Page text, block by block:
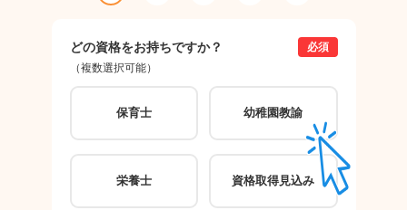
どの資格をお持ちですか？
（複数選択可能）
必須
保育士 幼稚園教諭
栄養士 資格取得見込み